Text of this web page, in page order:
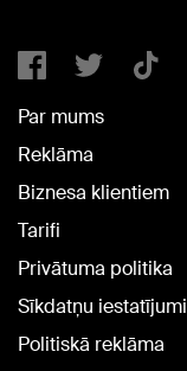
Par mums
Reklāma
Biznesa klientiem
Tarifi
Privātuma politika
Sīkdatņu iestatījumi
Politiskā reklāma